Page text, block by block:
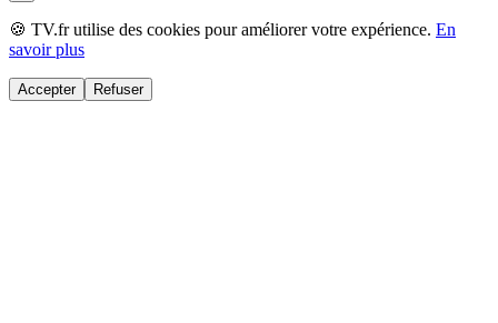
🍪 TV.fr utilise des cookies pour améliorer votre expérience. En
savoir plus
Accepter Refuser